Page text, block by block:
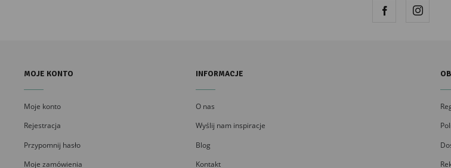
MOJE KONTO
Moje konto
Rejestracja
Przypomnij hasło
Moje zamówienia
INFORMACJE
O nas
Wyślij nam inspiracje
Blog
Kontakt